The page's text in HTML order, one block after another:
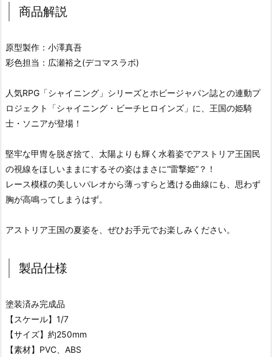
商品解説
原型製作：小澤真吾
彩色担当：広瀬裕之(デコマスラボ)
人気RPG「シャイニング」シリーズとホビージャパン誌との連動プ
ロジェクト「シャイニング・ビーチヒロインズ」に、王国の姫騎
士・ソニアが登場！
堅牢な甲冑を脱ぎ捨て、太陽よりも輝く水着姿でアストリア王国民
の視線をほしいままにするその姿はまさに“雷撃姫”？！
レース模様の美しいパレオから薄っすらと透ける曲線にも、思わず
胸が高鳴ってしまうはず。
アストリア王国の夏姿を、ぜひお手元でお楽しみください。
製品仕様
塗装済み完成品
【スケール】1/7
【サイズ】約250mm
【素材】PVC、ABS